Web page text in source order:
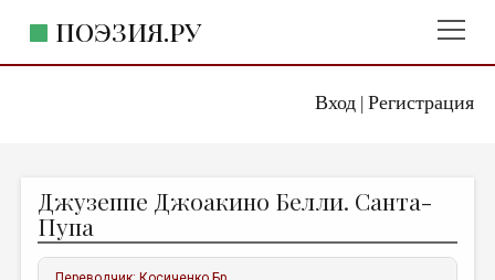
Вход| Регистрация
ПОЭЗИЯ.РУ
ЖАНРЫ
АВТОРЫ
Джузеппе Джоакино Белли. Санта-
Пупа